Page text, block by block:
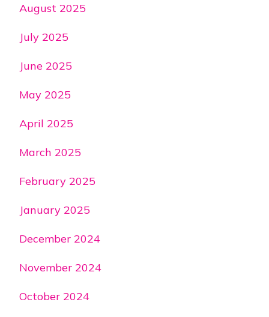
August 2025
July 2025
June 2025
May 2025
April 2025
March 2025
February 2025
January 2025
December 2024
November 2024
October 2024